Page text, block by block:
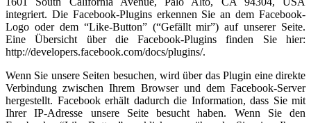
integriert. Die Facebook-Plugins erkennen Sie an dem Facebook-
Logo oder dem “Like-Button” (“Gefällt mir”) auf unserer Seite.
Eine Übersicht über die Facebook-Plugins finden Sie hier:
http://developers.facebook.com/docs/plugins/.
Wenn Sie unsere Seiten besuchen, wird über das Plugin eine direkte
Verbindung zwischen Ihrem Browser und dem Facebook-Server
hergestellt. Facebook erhält dadurch die Information, dass Sie mit
Ihrer IP-Adresse unsere Seite besucht haben. Wenn Sie den